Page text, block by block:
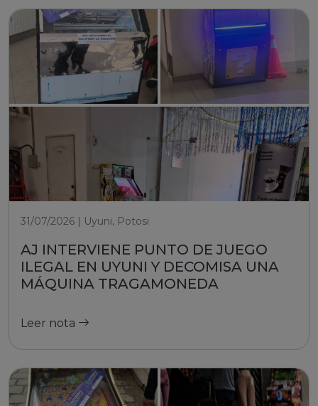
31/07/2026 | Uyuni, Potosi
AJ INTERVIENE PUNTO DE JUEGO
ILEGAL EN UYUNI Y DECOMISA UNA
MÁQUINA TRAGAMONEDA
Leer nota